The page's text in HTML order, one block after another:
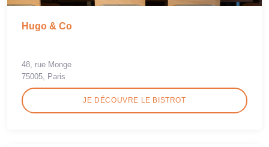
Hugo & Co
48, rue Monge
75005, Paris
JE DÉCOUVRE LE BISTROT